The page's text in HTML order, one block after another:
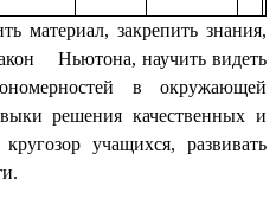
закрепить знания,
Ньютона, научить видеть
в окружающей
решения качественных и
учащихся, развивать